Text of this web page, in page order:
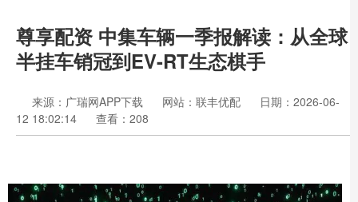
尊享配资 中集车辆一季报解读：从全球
半挂车销冠到EV-RT生态棋手
来源：广瑞网APP下载 网站：联丰优配
日期：2026-06-
12 18:02:14
查看：208